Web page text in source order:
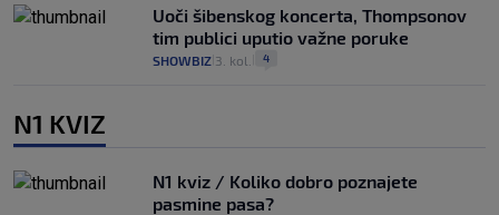
Uoči šibenskog koncerta, Thompsonov
tim publici uputio važne poruke
SHOWBIZ 3. kol. 4
N1 KVIZ
N1 kviz / Koliko dobro poznajete
pasmine pasa?